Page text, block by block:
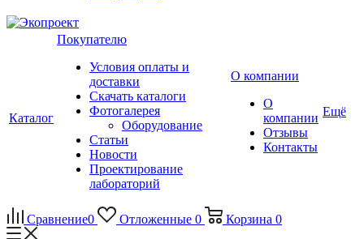
Каталог
Покупателю
Условия оплаты и
доставки
Скачать каталоги
Фотогалерея
Оборудование
Статьи
Новости
Проектирование
лабораторий
О компании
О
компании
Отзывы
Контакты
Ещё
Сравнение0 Отложенные 0 Корзина 0